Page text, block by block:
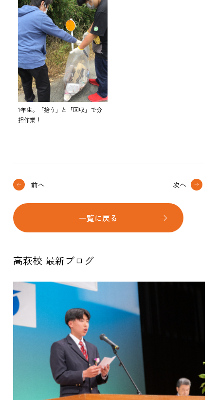
1年生。「拾う」と「回収」で分
担作業！
前へ
一覧に戻る
次へ
高萩校 最新ブログ